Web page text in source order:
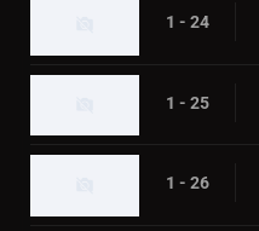
1 - 24
1 - 25
1 - 26